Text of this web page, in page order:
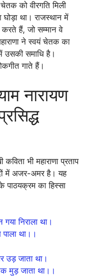
को वीरगति मिली
था। राजस्थान में
हैं, जो सम्मान वे
ने स्वयं चेतक का
उसकी समाधि है।
गाते हैं।
नारायण
भी महाराणा प्रताप
में अजर-अमर है। यह
पाठयक्रम का हिस्सा
निराला था।
था।।
उड़ जाता था।
मुड़ जाता था।।